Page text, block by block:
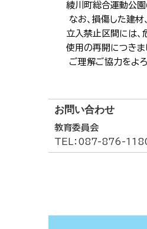
綾川町総合運動公園
なお、損傷した建材
立入禁止区間には、
使用の再開につきま
ご理解ご協力をよろ
お問い合わせ
教育委員会
TEL ：087-876-